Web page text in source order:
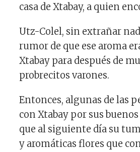
casa de Xtabay, a quien
Utz-Colel, sin extrañar
rumor de que ese aroma
Xtabay para después de
probrecitos varones.
Entonces, algunas de las
con Xtabay por sus
que al siguiente día su
y aromáticas flores que